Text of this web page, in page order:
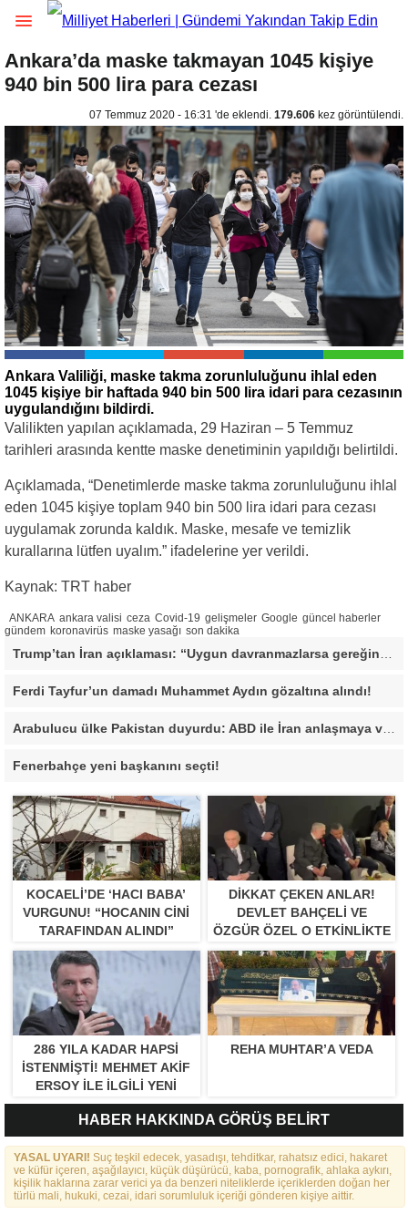
Ankara’da maske takmayan 1045 kişiye
940 bin 500 lira para cezası
07 Temmuz 2020 - 16:31 'de eklendi. 179.606 kez görüntülendi.
Ankara Valiliği, maske takma zorunluluğunu ihlal eden
1045 kişiye bir haftada 940 bin 500 lira idari para cezasının
uygulandığını bildirdi.
Valilikten yapılan açıklamada, 29 Haziran – 5 Temmuz
tarihleri arasında kentte maske denetiminin yapıldığı belirtildi.
Açıklamada, “Denetimlerde maske takma zorunluluğunu ihlal
eden 1045 kişiye toplam 940 bin 500 lira idari para cezası
uygulamak zorunda kaldık. Maske, mesafe ve temizlik
kurallarına lütfen uyalım.” ifadelerine yer verildi.
Kaynak: TRT haber
ANKARA ankara valisi ceza Covid-19 gelişmeler Google güncel haberler
gündem koronavirüs maske yasağı son dakika
Ferdi Tayfur’un damadı Muhammet Aydın gözaltına alındı!
Arabulucu ülke Pakistan duyurdu: ABD ile İran anlaşmaya vardı
Fenerbahçe yeni başkanını seçti!
KOCAELI’DE ‘HACI BABA’
VURGUNU! “HOCANIN CINI
TARAFINDAN ALINDI”
DIKKAT ÇEKEN ANLAR!
DEVLET BAHÇELI VE
ÖZGÜR ÖZEL O ETKINLIKTE
BIR ARAYA GELDILER
286 YILA KADAR HAPSI
ISTENMIŞTI! MEHMET AKIF
ERSOY ILE ILGILI YENI
GELIŞME
REHA MUHTAR’A VEDA
HABER HAKKINDA GÖRÜŞ BELİRT
YASAL UYARI! Suç teşkil edecek, yasadışı, tehditkar, rahatsız edici, hakaret
ve küfür içeren, aşağılayıcı, küçük düşürücü, kaba, pornografik, ahlaka aykırı,
kişilik haklarına zarar verici ya da benzeri niteliklerde içeriklerden doğan her
türlü mali, hukuki, cezai, idari sorumluluk içeriği gönderen kişiye aittir.